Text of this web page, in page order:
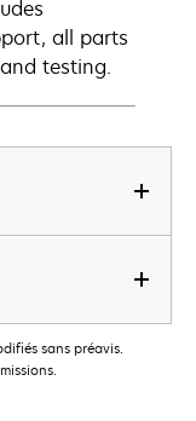
all parts
testing.
sans préavis.